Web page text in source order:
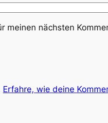
meinen nächsten
Erfahre, wie deine